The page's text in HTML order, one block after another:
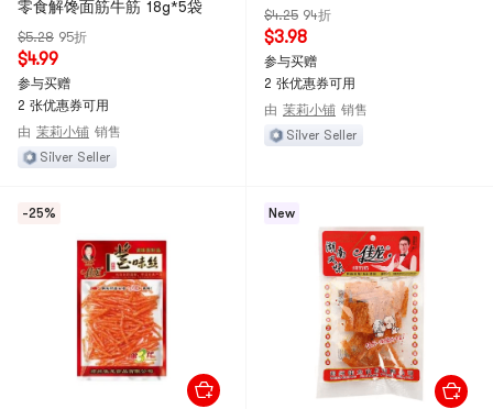
零食解馋面筋牛筋 18g*5袋
$5.28 95折
$4.99
参与买赠
2 张优惠券可用
由 茉莉小铺 销售
Silver Seller
$4.25 94折
$3.98
参与买赠
2 张优惠券可用
由 茉莉小铺 销售
Silver Seller
-25% New